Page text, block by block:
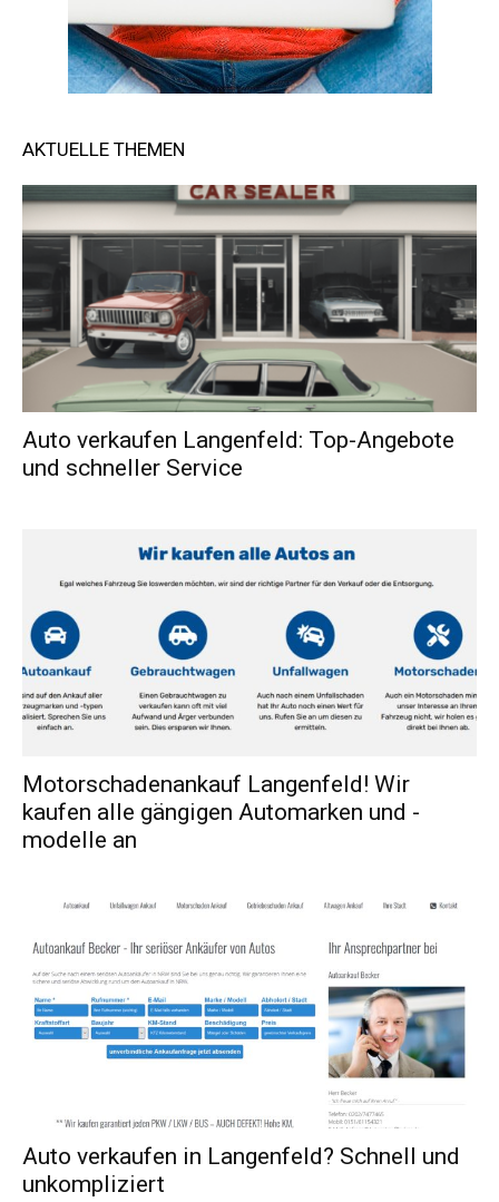
AKTUELLE THEMEN
Auto verkaufen Langenfeld: Top-Angebote
und schneller Service
Motorschadenankauf Langenfeld! Wir
kaufen alle gängigen Automarken und -
modelle an
Auto verkaufen in Langenfeld? Schnell und
unkompliziert